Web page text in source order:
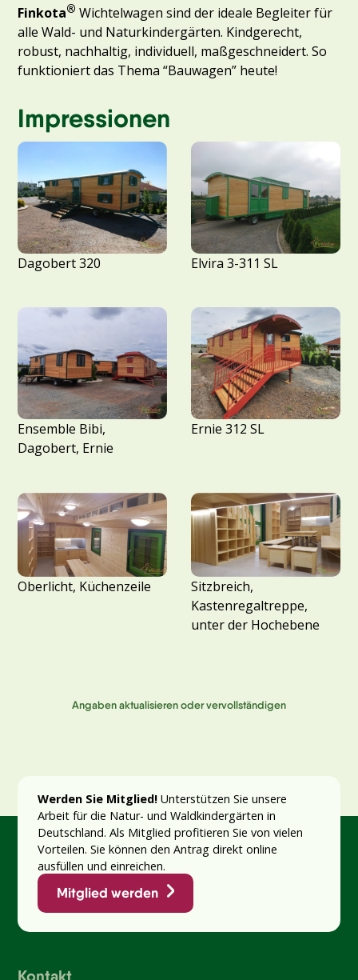
Finkota® Wichtelwagen sind der ideale Begleiter für
alle Wald- und Naturkindergärten. Kindgerecht,
robust, nachhaltig, individuell, maßgeschneidert. So
funktioniert das Thema “Bauwagen” heute!
Impressionen
Dagobert 320 Elvira 3-311 SL
Ensemble Bibi,
Dagobert, Ernie
Ernie 312 SL
Oberlicht, Küchenzeile
Sitzbreich,
Kastenregaltreppe,
unter der Hochebene
Angaben aktualisieren oder vervollständigen
Werden Sie Mitglied!Unterstützen Sie unsere
Arbeit für die Natur- und Waldkindergärten in
Deutschland. Als Mitglied profitieren Sie von vielen
Vorteilen. Sie können den Antrag direkt online
ausfüllen und einreichen.
Mitglied werden
Kontakt